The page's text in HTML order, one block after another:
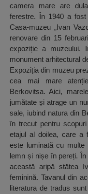
camera mare are
ferestre. În 1940 a fost
Casa-muzeu „Ivan
renovare din 15
expoziție a muzeului.
monument arhitectural
Expoziția din muzeu
cea mai mare
Berkovitsa. Aici,
jumătate și atrage un
sale, iubind natura din
în trecut pentru
etajul al doilea, care a
este luminată cu multe
lemn și nișe în pereți.
această aripă stătea
feminină. Tavanul din
literatura de tradus